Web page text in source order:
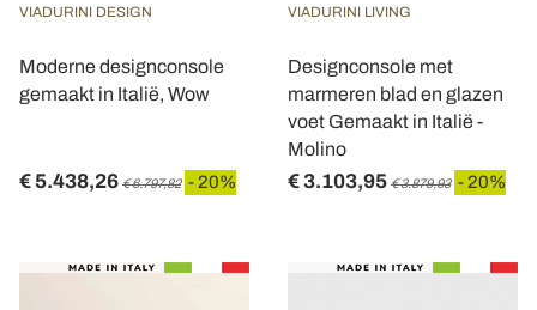
VIADURINI DESIGN
Moderne designconsole
gemaakt in Italië, Wow
€ 5.438,26 € 6.797,82 - 20%
VIADURINI LIVING
Designconsole met
marmeren blad en glazen
voet Gemaakt in Italië -
Molino
€ 3.103,95 € 3.879,93 - 20%